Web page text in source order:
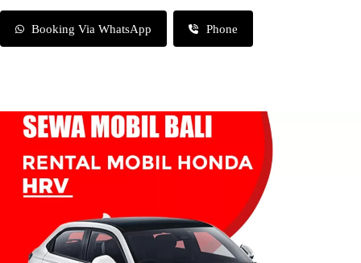
Booking Via WhatsApp Phone